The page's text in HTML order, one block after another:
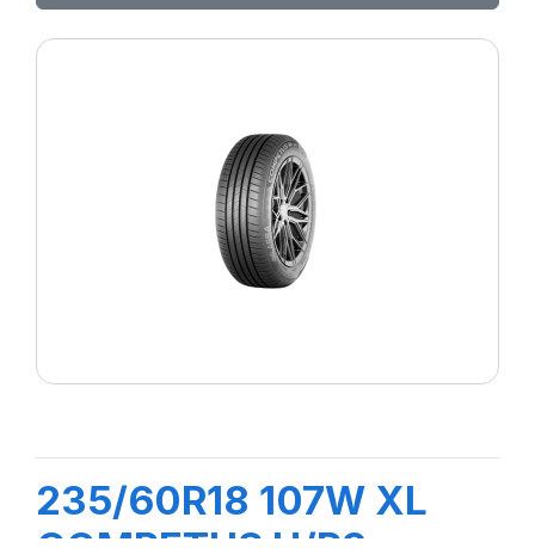
235/60R18 107W XL